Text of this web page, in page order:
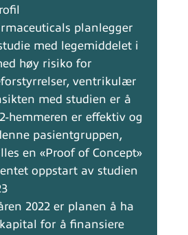
planlegger
med legemiddelet i
høy risiko for
ventrikulær
med studien er å
hemmeren er effektiv og
pasientgruppen,
en «Proof of Concept»
oppstart av studien
2022 er planen å ha
for å finansiere